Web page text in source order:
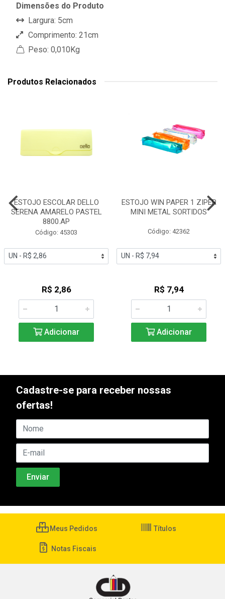
Dimensões do Produto
Largura: 5cm
Comprimento: 21cm
Peso: 0,010Kg
Produtos Relacionados
ESTOJO ESCOLAR DELLO
SERENA AMARELO PASTEL
8800.AP
Código: 45303
R$ 2,86
Adicionar
ESTOJO WIN PAPER 1 ZIPER
MINI METAL SORTIDOS
Código: 42362
R$ 7,94
Adicionar
Cadastre-se para receber nossas
ofertas!
Meus Pedidos Títulos
Notas Fiscais